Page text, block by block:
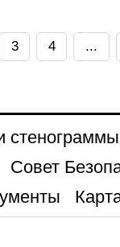
3 4 ...
стенограммы
Совет